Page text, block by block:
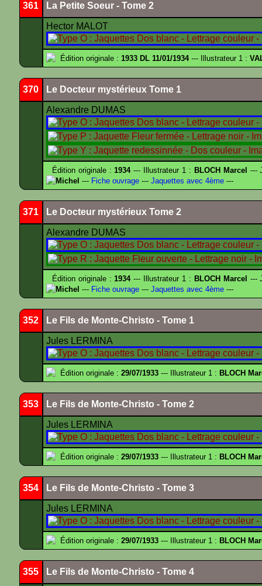
361 La Petite Soeur - Tome 2
Hector MALOT
Édition originale : 1933 DL 11/01/1934--- Illustrateur 1 :
370 Le Docteur mystérieux Tome 1
Alexandre DUMAS
Édition originale :1934--- Illustrateur 1 : BLOCH Marcel ---
Michel --- Fiche ouvrage --- Jaquettes avec 4ème ---
371 Le Docteur mystérieux Tome 2
Alexandre DUMAS
Édition originale :1934--- Illustrateur 1 : BLOCH Marcel ---
Michel --- Fiche ouvrage --- Jaquettes avec 4ème ---
352 Le Fils de Monte-Christo - Tome 1
Jules LERMINA
Édition originale : 29/07/1933 --- Illustrateur 1 : BLOCH
353 Le Fils de Monte-Christo - Tome 2
Jules LERMINA
Édition originale : 29/07/1933 --- Illustrateur 1 : BLOCH
354 Le Fils de Monte-Christo - Tome 3
Jules LERMINA
Édition originale : 29/07/1933 --- Illustrateur 1 : BLOCH
355 Le Fils de Monte-Christo - Tome 4